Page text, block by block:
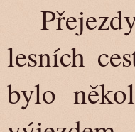
lesních
bylo